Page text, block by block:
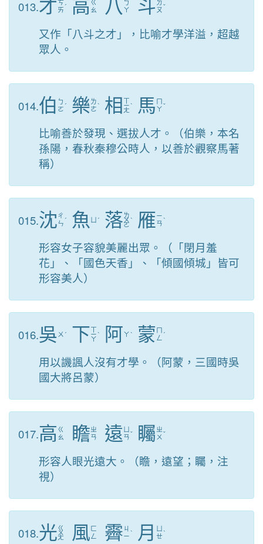
013.才ㄘ
ㄞ ˊ 高 ㄍ
ㄠ
八 ㄅ
ㄚ
斗 ㄉ
ㄡˇ
又作「八斗之才」，比喻才學洋溢，超越
眾人。
014.伯 ㄅ
ㄛ ˊ 樂ㄌ
ㄜˋ 相 ㄒ
ㄧ
ㄤ
ˋ 馬 ㄇ
ㄚˇ
比喻善於發現、選拔人才。（伯樂，本名
孫陽，春秋秦穆公時人，以善於觀察馬著
稱）
015.沈ㄔ
ㄣ ˊ 魚 ˊ 落ㄌ
ㄨ
ㄛ
ˋ 雁ㄧ
ㄢˋ
形容女子容貌美麗出眾。（「閉月羞
花」、「國色天香」、「傾國傾城」皆可
形容美人）
016.吳 ㄨ ˊ 下ㄒ
ㄧ
ㄚ
ˋ 阿ㄚˋ 蒙 ㄇ
ㄥ ˊ
用以譏諷人沒有才學。（阿蒙，三國時吳
國大將呂蒙）
017.高 ㄍ
ㄠ
瞻ㄓ
ㄢ
遠 ㄢˇ 矚 ㄓ
ㄨ ˇ
形容人眼光遠大。（瞻，遠望；矚，注
視）
018.光ㄍ
ㄨ
ㄤ 風 ㄈ
ㄥ
霽 ㄐ
ㄧˋ 月
ㄝˋ